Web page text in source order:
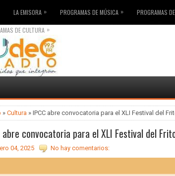
LA EMISORA » PROGRAMAS DE MÚSICA » PROGRAMAS
DE CULTURA »
» Cultura » IPCC abre convocatoria para el XLI Festival del
abre convocatoria para el XLI Festival del
04, 2025 No hay comentarios: